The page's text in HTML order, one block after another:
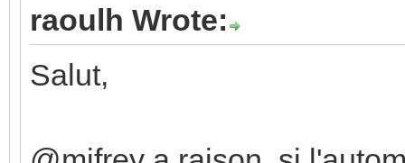
raoulh Wrote:
Salut,